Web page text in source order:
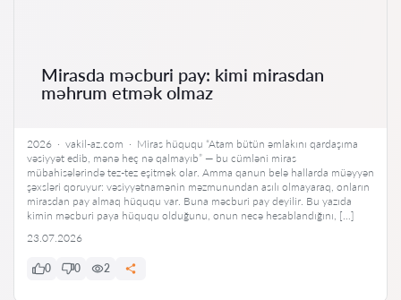
Mirasda məcburi pay: kimi mirasdan
məhrum etmək olmaz
2026 · vakil-az.com · Miras hüququ “Atam bütün əmlakını qardaşıma
vəsiyyət edib, mənə heç nə qalmayıb” — bu cümləni miras
mübahisələrində tez-tez eşitmək olar. Amma qanun belə hallarda müəyyən
şəxsləri qoruyur: vəsiyyətnamənin məzmunundan asılı olmayaraq, onların
mirasdan pay almaq hüququ var. Buna məcburi pay deyilir. Bu yazıda
kimin məcburi paya hüququ olduğunu, onun necə hesablandığını, […]
23.07.2026
0 0 2